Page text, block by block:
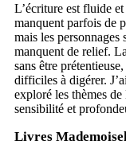
L’écriture est fluide
manquent parfois de
mais les personnages
manquent de relief.
sans être
difficiles à digérer.
exploré les thèmes
sensibilité et
Livres